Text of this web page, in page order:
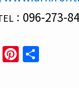
： 096-273-
Pinterest
共